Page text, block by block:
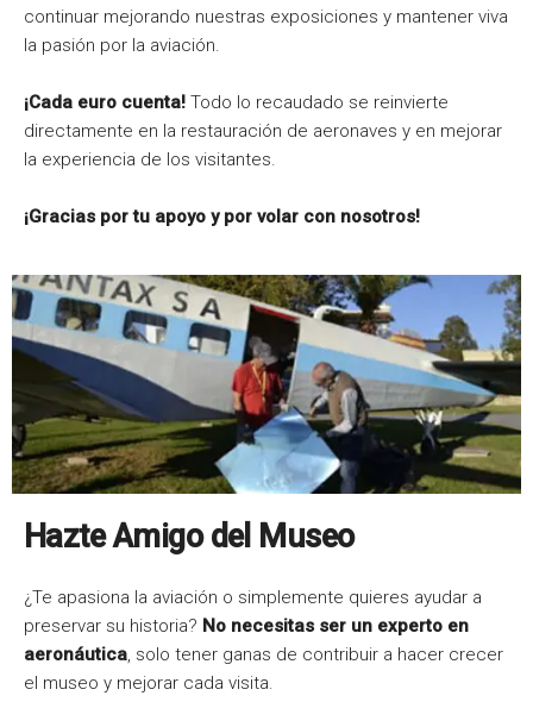
continuar mejorando nuestras exposiciones y mantener viva
la pasión por la aviación.
¡Cada euro cuenta! Todo lo recaudado se reinvierte
directamente en la restauración de aeronaves y en mejorar
la experiencia de los visitantes.
¡Gracias por tu apoyo y por volar con nosotros!
Hazte Amigo del Museo
¿Te apasiona la aviación o simplemente quieres ayudar a
preservar su historia? No necesitas ser un experto en
aeronáutica, solo tener ganas de contribuir a hacer crecer
el museo y mejorar cada visita.